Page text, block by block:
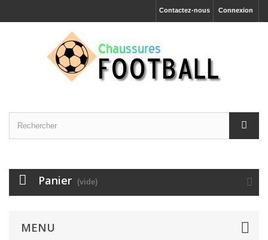
Connexion
Contactez-nous
Panier (vide)
MENU